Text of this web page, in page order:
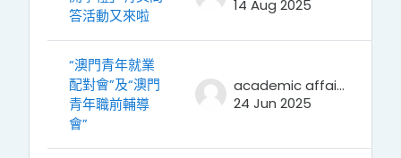
答活動又來啦
14 Aug 2025
“澳門青年就業
配對會”及“澳門
青年職前輔導
會”
academic affairs
24 Jun 2025